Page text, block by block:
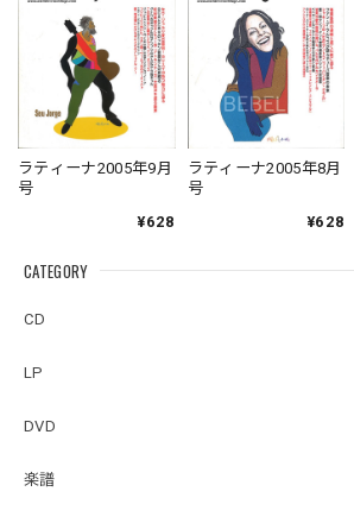
CATEGORY
CD
LP
DVD
楽譜
ラティーナ2005年9月
号
¥628
ラティーナ2005年8月
号
¥628